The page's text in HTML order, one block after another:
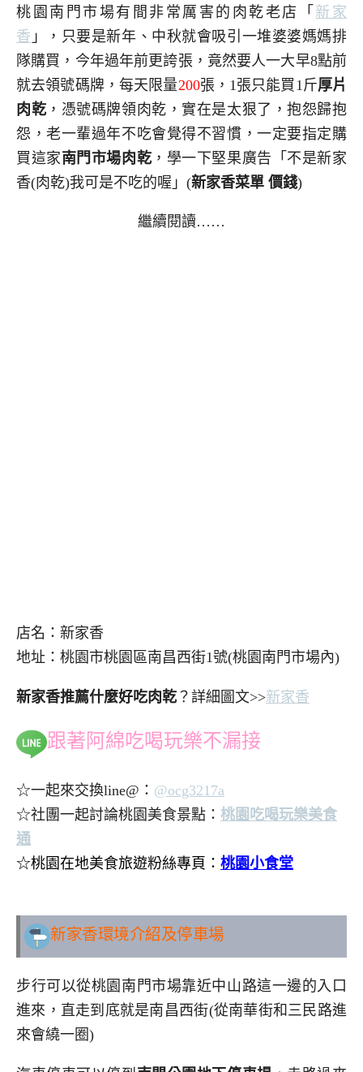
桃園南門市場有間非常厲害的肉乾老店「 新家
香 」，只要是新年、中秋就會吸引一堆婆婆媽媽排
隊購買，今年過年前更誇張，竟然要人一大早8點前
就去領號碼牌，每天限量200張，1張只能買1斤厚片
肉乾，憑號碼牌領肉乾，實在是太狠了，抱怨歸抱
怨，老一輩過年不吃會覺得不習慣，一定要指定購
買這家南門市場肉乾，學一下堅果廣告「不是新家
香(肉乾)我可是不吃的喔」(新家香菜單 價錢)
繼續閱讀……
店名：新家香
地址：桃園市桃園區南昌西街1號(桃園南門市場內)
新家香推薦什麼好吃肉乾？詳細圖文>>新家香
跟著阿綿吃喝玩樂不漏接
☆一起來交換line@： @ocg3217a
☆社團一起討論桃園美食景點： 桃園吃喝玩樂美食
通
☆桃園在地美食旅遊粉絲專頁： 桃園小食堂
新家香環境介紹及停車場
步行可以從桃園南門市場靠近中山路這一邊的入口
進來，直走到底就是南昌西街(從南華街和三民路進
來會繞一圈)